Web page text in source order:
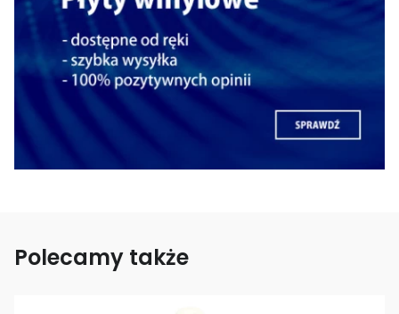
Polecamy także